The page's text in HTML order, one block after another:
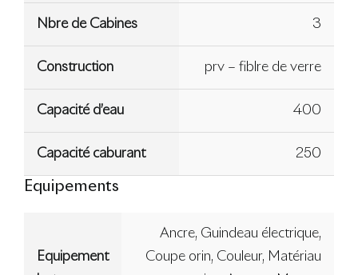
Nbre de Cabines 3
Construction prv – fiblre de verre
Capacité d’eau 400
Capacité caburant 250
Equipements
Equipement
Ancre, Guindeau électrique,
Coupe orin, Couleur, Matériau